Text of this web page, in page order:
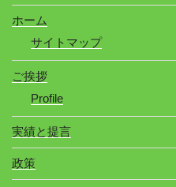
ホーム
サイトマップ
ご挨拶
Profile
実績と提言
政策